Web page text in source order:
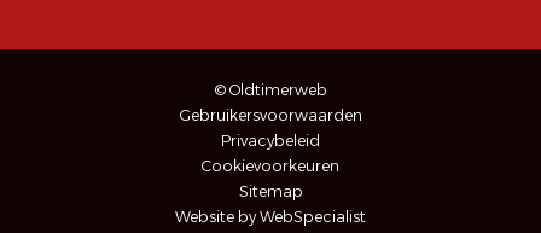
© Oldtimerweb
Gebruikersvoorwaarden
Privacybeleid
Cookievoorkeuren
Sitemap
Website by WebSpecialist